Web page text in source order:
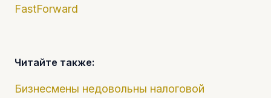
FastForward
Читайте также:
Бизнесмены недовольны налоговой